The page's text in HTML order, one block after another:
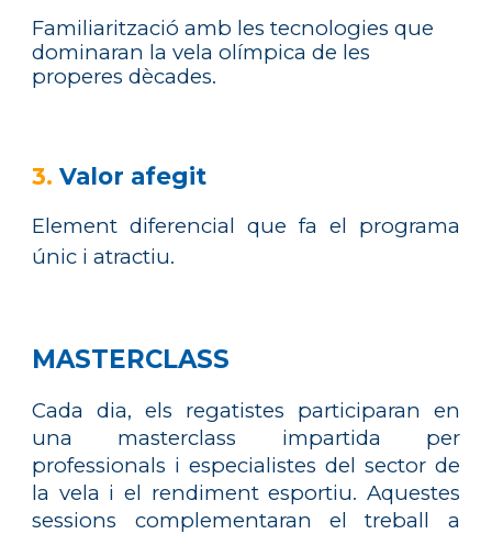
Familiarització amb les tecnologies que
dominaran la vela olímpica de les
properes dècades.
3.Valor afegit
Element diferencial que fa el programa
únic i atractiu.
MASTERCLASS
Cada dia, els regatistes participaran en
una masterclass impartida per
professionals i especialistes del sector de
la vela i el rendiment esportiu. Aquestes
sessions complementaran el treball a